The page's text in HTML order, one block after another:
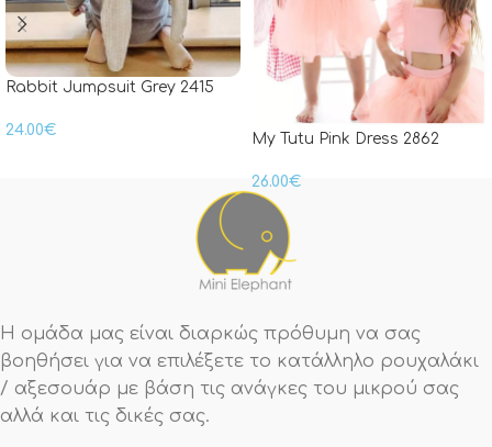
Rabbit Jumpsuit Grey 2415
24.00€
My Tutu Pink Dress 2862
26.00€
Η ομάδα μας είναι διαρκώς πρόθυμη να σας
βοηθήσει για να επιλέξετε το κατάλληλο ρουχαλάκι
/ αξεσουάρ με βάση τις ανάγκες του μικρού σας
αλλά και τις δικές σας.